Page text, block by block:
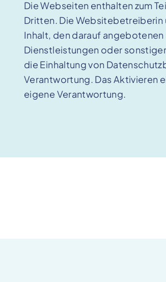
Die Webseiten enthalten zum
Dritten. Die Websitebetreiberin
Inhalt, den darauf
Dienstleistungen oder
die Einhaltung von
Verantwortung. Das Aktivieren
eigene Verantwortung.